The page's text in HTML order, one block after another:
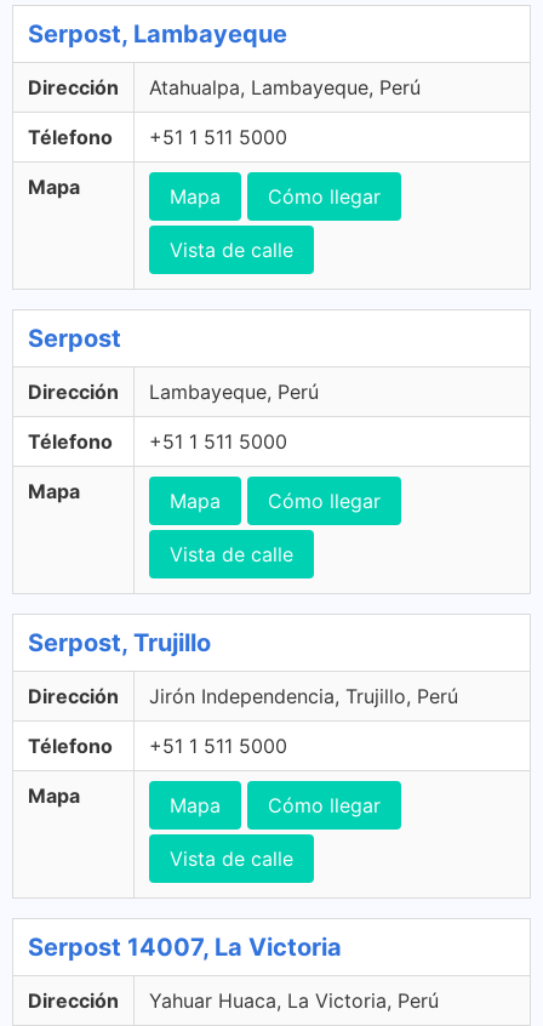
Serpost, Lambayeque
Dirección Atahualpa, Lambayeque, Perú
Télefono +51 1 511 5000
Mapa Mapa Cómo llegar
Vista de calle
Serpost
Dirección Lambayeque, Perú
Télefono +51 1 511 5000
Mapa Mapa Cómo llegar
Vista de calle
Serpost, Trujillo
Dirección Jirón Independencia, Trujillo, Perú
Télefono +51 1 511 5000
Mapa Mapa Cómo llegar
Vista de calle
Serpost 14007, La Victoria
Dirección Yahuar Huaca, La Victoria, Perú